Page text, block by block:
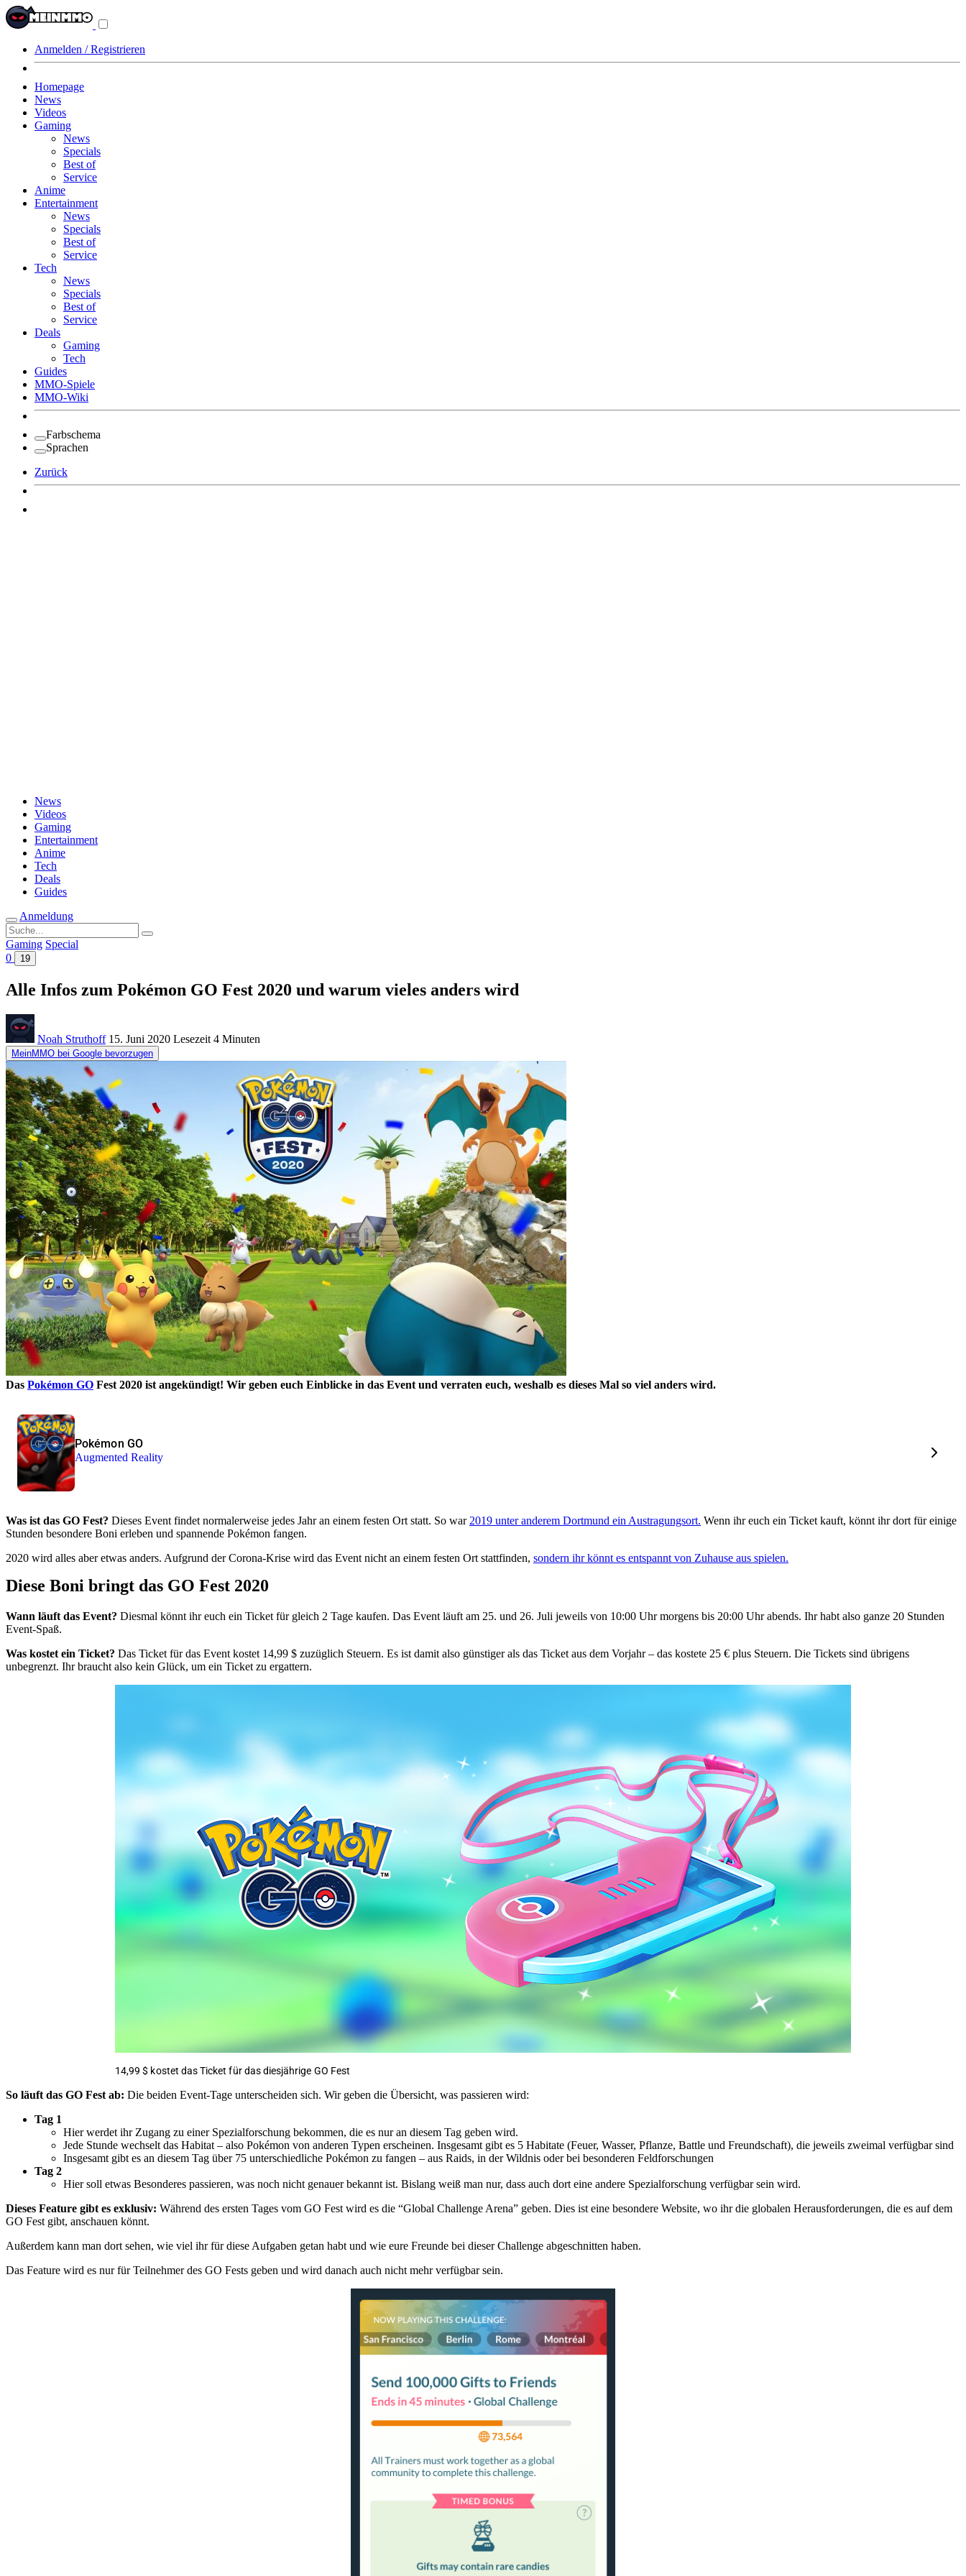
Anmelden / Registrieren
Homepage
News
Videos
Gaming
News
Specials
Best of
Service
Anime
Entertainment
News
Specials
Best of
Service
Tech
News
Specials
Best of
Service
Deals
Gaming
Tech
Guides
MMO-Spiele
MMO-Wiki
Farbschema
Sprachen
Zurück
News
Videos
Gaming
Entertainment
Anime
Tech
Deals
Guides
Anmeldung
Suche
nach:
Gaming Special
0
19
Alle Infos zum Pokémon GO Fest 2020 und warum vieles anders wird
Noah Struthoff 15. Juni 2020 Lesezeit 4 Minuten
MeinMMO bei Google bevorzugen
Das Pokémon GO Fest 2020 ist angekündigt! Wir geben euch Einblicke in das Event und verraten euch, weshalb es dieses Mal so viel anders wird.
Pokémon GO
Augmented Reality
Was ist das GO Fest? Dieses Event findet normalerweise jedes Jahr an einem festen Ort statt. So war 2019 unter anderem Dortmund ein Austragungsort. Wenn ihr euch ein Ticket kauft, könnt ihr dort für einige
Stunden besondere Boni erleben und spannende Pokémon fangen.
2020 wird alles aber etwas anders. Aufgrund der Corona-Krise wird das Event nicht an einem festen Ort stattfinden, sondern ihr könnt es entspannt von Zuhause aus spielen.
Diese Boni bringt das GO Fest 2020
Wann läuft das Event? Diesmal könnt ihr euch ein Ticket für gleich 2 Tage kaufen. Das Event läuft am 25. und 26. Juli jeweils von 10:00 Uhr morgens bis 20:00 Uhr abends. Ihr habt also ganze 20 Stunden
Event-Spaß.
Was kostet ein Ticket? Das Ticket für das Event kostet 14,99 $ zuzüglich Steuern. Es ist damit also günstiger als das Ticket aus dem Vorjahr – das kostete 25 € plus Steuern. Die Tickets sind übrigens
unbegrenzt. Ihr braucht also kein Glück, um ein Ticket zu ergattern.
14,99 $ kostet das Ticket für das diesjährige GO Fest
So läuft das GO Fest ab: Die beiden Event-Tage unterscheiden sich. Wir geben die Übersicht, was passieren wird:
Tag 1
Hier werdet ihr Zugang zu einer Spezialforschung bekommen, die es nur an diesem Tag geben wird.
Jede Stunde wechselt das Habitat – also Pokémon von anderen Typen erscheinen. Insgesamt gibt es 5 Habitate (Feuer, Wasser, Pflanze, Battle und Freundschaft), die jeweils zweimal verfügbar sind
Insgesamt gibt es an diesem Tag über 75 unterschiedliche Pokémon zu fangen – aus Raids, in der Wildnis oder bei besonderen Feldforschungen
Tag 2
Hier soll etwas Besonderes passieren, was noch nicht genauer bekannt ist. Bislang weiß man nur, dass auch dort eine andere Spezialforschung verfügbar sein wird.
Dieses Feature gibt es exklusiv: Während des ersten Tages vom GO Fest wird es die “Global Challenge Arena” geben. Dies ist eine besondere Website, wo ihr die globalen Herausforderungen, die es auf dem
GO Fest gibt, anschauen könnt.
Außerdem kann man dort sehen, wie viel ihr für diese Aufgaben getan habt und wie eure Freunde bei dieser Challenge abgeschnitten haben.
Das Feature wird es nur für Teilnehmer des GO Fests geben und wird danach auch nicht mehr verfügbar sein.